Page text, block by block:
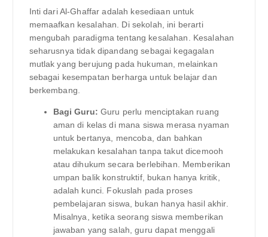
Inti dari Al-Ghaffar adalah kesediaan untuk
memaafkan kesalahan. Di sekolah, ini berarti
mengubah paradigma tentang kesalahan. Kesalahan
seharusnya tidak dipandang sebagai kegagalan
mutlak yang berujung pada hukuman, melainkan
sebagai kesempatan berharga untuk belajar dan
berkembang.
Bagi Guru: Guru perlu menciptakan ruang
aman di kelas di mana siswa merasa nyaman
untuk bertanya, mencoba, dan bahkan
melakukan kesalahan tanpa takut dicemooh
atau dihukum secara berlebihan. Memberikan
umpan balik konstruktif, bukan hanya kritik,
adalah kunci. Fokuslah pada proses
pembelajaran siswa, bukan hanya hasil akhir.
Misalnya, ketika seorang siswa memberikan
jawaban yang salah, guru dapat menggali